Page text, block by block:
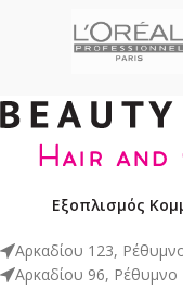
Εξοπλισμός
Αρκαδίου 123,
Αρκαδίου 96, Ρέθυμνο